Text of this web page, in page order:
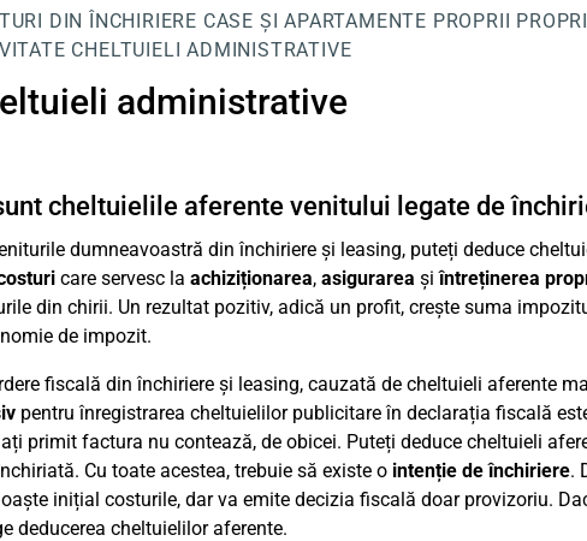
DIN ÎNCHIRIERE CASE ȘI APARTAMENTE PROPRII
CHELTUIELI ADMINISTRATIVE
administrative
cheltuielile aferente venitului legate de
dumneavoastră din închiriere și leasing, puteți deduce
care servesc la achiziționarea, asigurarea șiîntreținerea
din chirii. Un rezultat pozitiv, adică un profit, crește suma
de impozit.
fiscală din închiriere și leasing, cauzată de cheltuieli aferente
pentru înregistrarea cheltuielilor publicitare în declarația fiscală
primit factura nu contează, de obicei. Puteți deduce cheltuieli
Cu toate acestea, trebuie să existe o intenție de închiriere.
inițial costurile, dar va emite decizia fiscală doar provizoriu.
deducerea cheltuielilor aferente.